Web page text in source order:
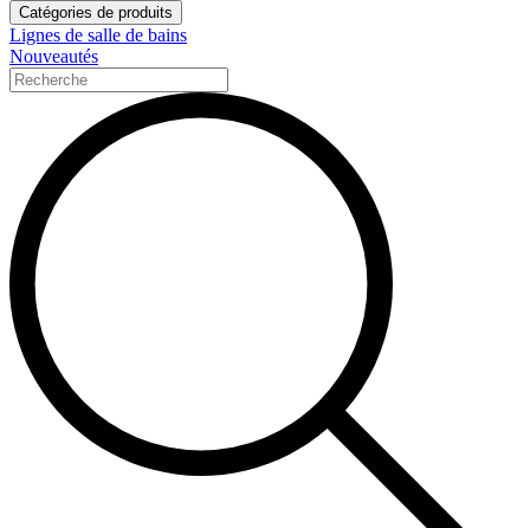
Catégories de produits
Lignes de salle de bains
Nouveautés